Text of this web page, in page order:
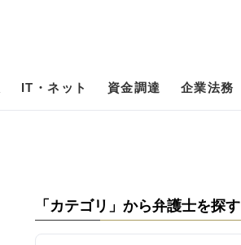
IT・ネット 資金調達 企業法務
「カテゴリ」から弁護士を探す